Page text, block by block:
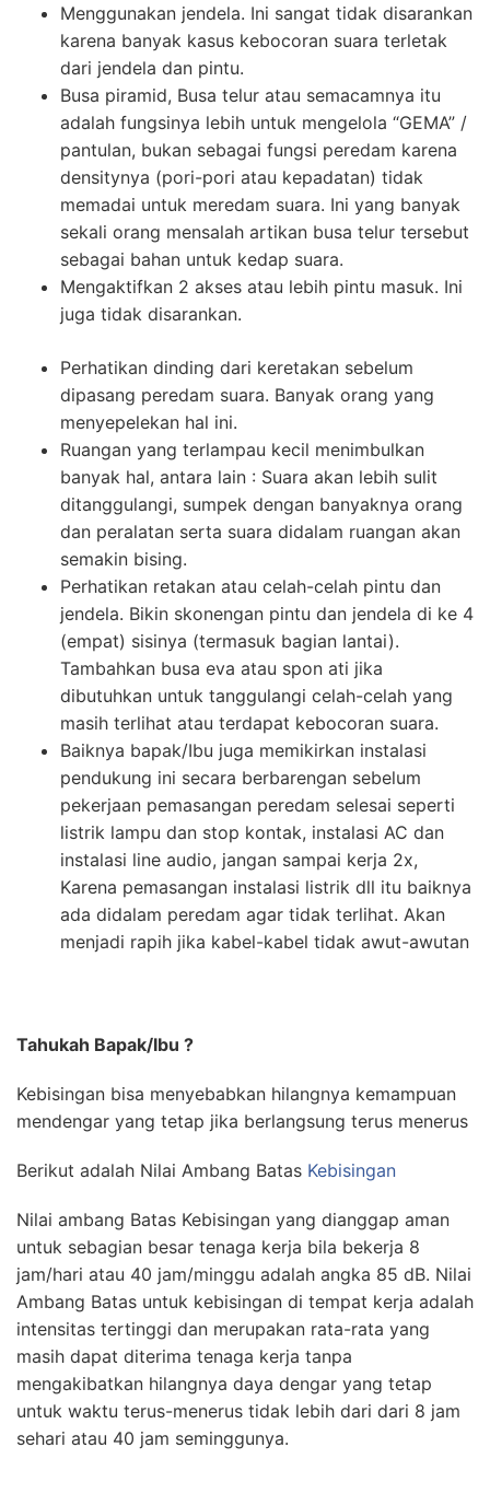
Menggunakan jendela. Ini sangat tidak disarankan
karena banyak kasus kebocoran suara terletak
dari jendela dan pintu.
Busa piramid, Busa telur atau semacamnya itu
adalah fungsinya lebih untuk mengelola “GEMA” /
pantulan, bukan sebagai fungsi peredam karena
densitynya (pori-pori atau kepadatan) tidak
memadai untuk meredam suara. Ini yang banyak
sekali orang mensalah artikan busa telur tersebut
sebagai bahan untuk kedap suara.
Mengaktifkan 2 akses atau lebih pintu masuk. Ini
juga tidak disarankan.
Perhatikan dinding dari keretakan sebelum
dipasang peredam suara. Banyak orang yang
menyepelekan hal ini.
Ruangan yang terlampau kecil menimbulkan
banyak hal, antara lain : Suara akan lebih sulit
ditanggulangi, sumpek dengan banyaknya orang
dan peralatan serta suara didalam ruangan akan
semakin bising.
Perhatikan retakan atau celah-celah pintu dan
jendela. Bikin skonengan pintu dan jendela di ke 4
(empat) sisinya (termasuk bagian lantai).
Tambahkan busa eva atau spon ati jika
dibutuhkan untuk tanggulangi celah-celah yang
masih terlihat atau terdapat kebocoran suara.
Baiknya bapak/Ibu juga memikirkan instalasi
pendukung ini secara berbarengan sebelum
pekerjaan pemasangan peredam selesai seperti
listrik lampu dan stop kontak, instalasi AC dan
instalasi line audio, jangan sampai kerja 2x,
Karena pemasangan instalasi listrik dll itu baiknya
ada didalam peredam agar tidak terlihat. Akan
menjadi rapih jika kabel-kabel tidak awut-awutan
Tahukah Bapak/Ibu ?
Kebisingan bisa menyebabkan hilangnya kemampuan
mendengar yang tetap jika berlangsung terus menerus
Berikut adalah Nilai Ambang Batas Kebisingan
Nilai ambang Batas Kebisingan yang dianggap aman
untuk sebagian besar tenaga kerja bila bekerja 8
jam/hari atau 40 jam/minggu adalah angka 85 dB. Nilai
Ambang Batas untuk kebisingan di tempat kerja adalah
intensitas tertinggi dan merupakan rata-rata yang
masih dapat diterima tenaga kerja tanpa
mengakibatkan hilangnya daya dengar yang tetap
untuk waktu terus-menerus tidak lebih dari dari 8 jam
sehari atau 40 jam seminggunya.